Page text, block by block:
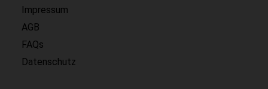
Impressum
AGB
FAQs
Datenschutz